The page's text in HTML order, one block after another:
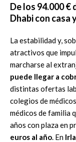
De los 94.000 €
Dhabi con casa
La estabilidad y,
atractivos que
marcharse al
puede llegar a
distintas ofertas
colegios de médicos.
médicos de familia
años con plaza en
euros al año . En